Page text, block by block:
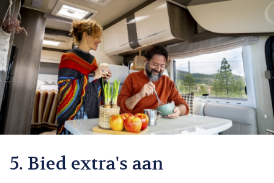
5. Bied extra's aan